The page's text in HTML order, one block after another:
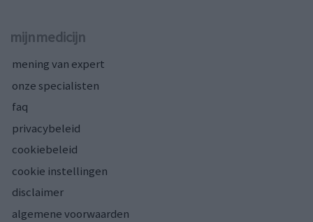
mijnmedicijn
mening van expert
onze specialisten
faq
privacybeleid
cookiebeleid
cookie instellingen
disclaimer
algemene voorwaarden